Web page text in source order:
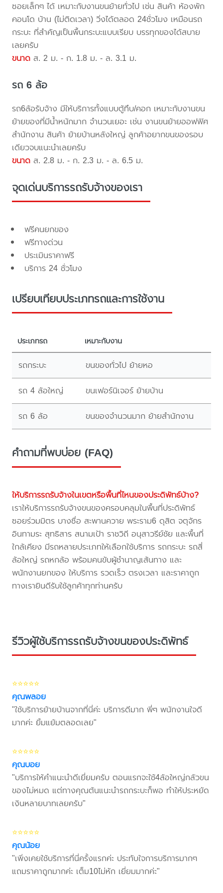
ซอยเล็กๆ ได้ เหมาะกับงานขนย้ายทั่วไป เช่น สินค้า ห้องพัก
คอนโด บ้าน (ไม่ติดเวลา) วิ่งได้ตลอด 24ชั่วโมง เหมือนรถ
กระบะ ที่สำคัญเป็นพื้นกระบะแบบเรียบ บรรทุกของได้สบาย
เลยครับ
ขนาด ส. 2 ม. - ก. 1.8 ม. - ล. 3.1 ม.
รถ 6 ล้อ
รถ6ล้อรับจ้าง มีให้บริการทั้งแบบตู้ทึบ/คอก เหมาะกับงานขน
ย้ายของที่มีน้ำหนักมาก จำนวนเยอะ เช่น งานขนย้ายออฟฟิศ
สำนักงาน สินค้า ย้ายบ้านหลังใหญ่ ลูกค้าอยากขนของรอบ
เดียวจบแนะนำเลยครับ
ขนาด ส. 2.8 ม. - ก. 2.3 ม. - ล. 6.5 ม.
จุดเด่นบริการรถรับจ้างของเรา
ฟรีคนยกของ
ฟรีทางด่วน
ประเมินราคาฟรี
บริการ 24 ชั่วโมง
เปรียบเทียบประเภทรถและการใช้งาน
ประเภทรถ เหมาะกับงาน
รถกระบะ ขนของทั่วไป ย้ายหอ
รถ 4 ล้อใหญ่ ขนเฟอร์นิเจอร์ ย้ายบ้าน
รถ 6 ล้อ ขนของจำนวนมาก ย้ายสำนักงาน
คำถามที่พบบ่อย (FAQ)
ให้บริการรถรับจ้างในเขตหรือพื้นที่ไหนของประดิพัทธ์บ้าง?
เราให้บริการรถรับจ้างขนของครอบคลุมในพื้นที่ประดิพัทธ์
ซอยร่วมมิตร บางซื่อ สะพานควาย พระราม6 ดุสิต จตุจักร
อินทามระ สุทธิสาร สนามเป้า ราชวิถี อนุสาวรีย์ชัย และพื้นที่
ใกล้เคียง มีรถหลายประเภทให้เลือกใช้บริการ รถกระบะ รถสี่
ล้อใหญ่ รถหกล้อ พร้อมคนขับผู้ชำนาญเส้นทาง และ
พนักงานยกของ ให้บริการ รวดเร็ว ตรงเวลา และราคาถูก
ทางเรายินดีรับใช้ลูกค้าทุกท่านครับ
รีวิวผู้ใช้บริการรถรับจ้างขนของประดิพัทธ์
⭐⭐⭐⭐⭐
คุณพลอย
"ใช้บริการย้ายบ้านจากที่นี่ค่ะ บริการดีมาก พี่ๆ พนักงานใจดี
มากค่ะ ยิ้มแย้มตลอดเลย"
⭐⭐⭐⭐⭐
คุณบอย
"บริการให้คำแนะนำดีเยี่ยมครับ ตอนแรกจะใช้4ล้อใหญ่กลัวขน
ของไม่หมด แต่ทางคุณต้นแนะนำรถกระบะก็พอ ทำให้ประหยัด
เงินหลายบาทเลยครับ"
⭐⭐⭐⭐⭐
คุณน้อย
"เพิ่งเคยใช้บริการที่นี่ครั้งแรกค่ะ ประทับใจการบริการมากๆ
แถมราคาถูกมากค่ะ เต็ม10ไม่หัก เยี่ยมมากค่ะ"